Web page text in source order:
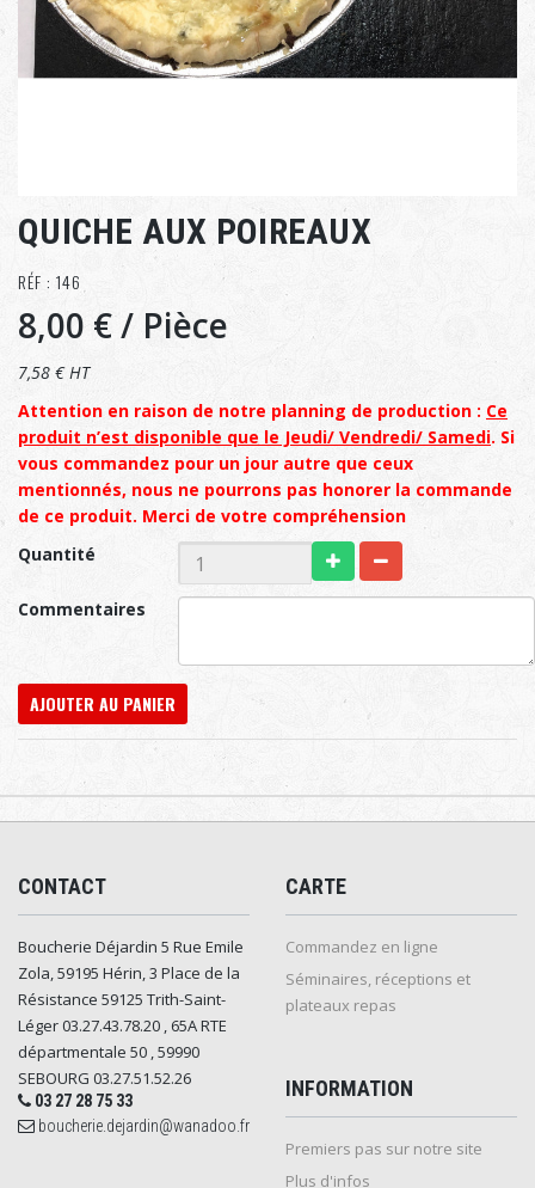
QUICHE AUX POIREAUX
RÉF : 146
8,00 €/ Pièce
7,58 € HT
Attention en raison de notre planning de production : Ce
produit n’est disponible que le Jeudi/ Vendredi/ Samedi. Si
vous commandez pour un jour autre que ceux
mentionnés, nous ne pourrons pas honorer la commande
de ce produit. Merci de votre compréhension
Quantité
Commentaires
AJOUTER AU PANIER
CONTACT
Boucherie Déjardin 5 Rue Emile
Zola, 59195 Hérin, 3 Place de la
Résistance 59125 Trith-Saint-
Léger 03.27.43.78.20 , 65A RTE
départmentale 50 , 59990
SEBOURG 03.27.51.52.26
03 27 28 75 33
boucherie.dejardin@wanadoo.fr
CARTE
Commandez en ligne
Séminaires, réceptions et
plateaux repas
INFORMATION
Premiers pas sur notre site
Plus d'infos